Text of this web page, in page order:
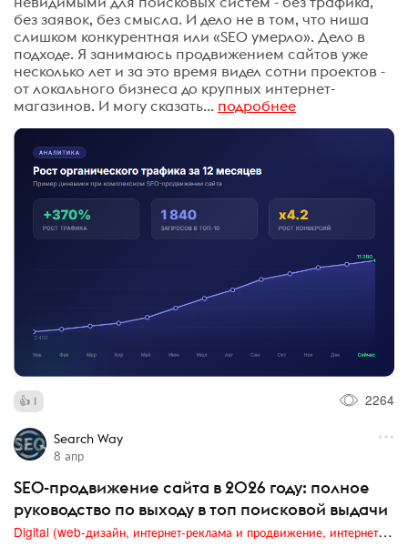
без заявок, без смысла. И дело не в том, что ниша
слишком конкурентная или «SEO умерло». Дело в
подходе. Я занимаюсь продвижением сайтов уже
несколько лет и за это время видел сотни проектов -
от локального бизнеса до крупных интернет-
магазинов. И могу сказать... подробнее
1 2264
Search Way
8 апр
SEO-продвижение сайта в 2026 году: полное
руководство по выходу в топ поисковой выдачи
Digital (web-дизайн, интернет-реклама и продвижение, интернет-сообщества и блоги, интернет-коммуникации, мобильный маркетинг, реклама на цифровых экранах)